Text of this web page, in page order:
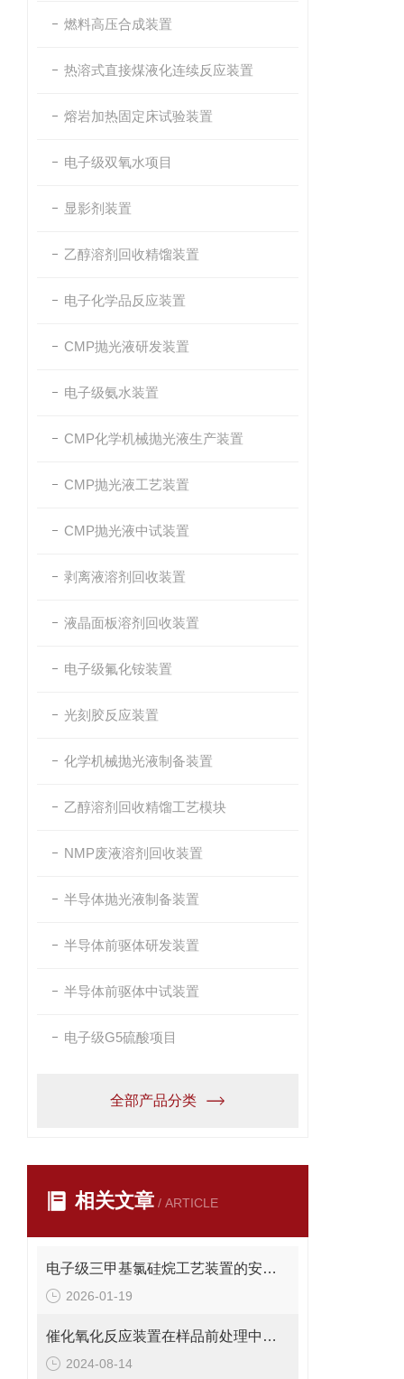
燃料高压合成装置
热溶式直接煤液化连续反应装置
熔岩加热固定床试验装置
电子级双氧水项目
显影剂装置
乙醇溶剂回收精馏装置
电子化学品反应装置
CMP抛光液研发装置
电子级氨水装置
CMP化学机械抛光液生产装置
CMP抛光液工艺装置
CMP抛光液中试装置
剥离液溶剂回收装置
液晶面板溶剂回收装置
电子级氟化铵装置
光刻胶反应装置
化学机械抛光液制备装置
乙醇溶剂回收精馏工艺模块
NMP废液溶剂回收装置
半导体抛光液制备装置
半导体前驱体研发装置
半导体前驱体中试装置
电子级G5硫酸项目
全部产品分类
相关文章 / ARTICLE
电子级三甲基氯硅烷工艺装置的安全操作与管理说明
2026-01-19
催化氧化反应装置在样品前处理中的作用详述
2024-08-14